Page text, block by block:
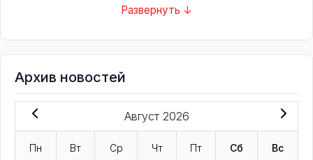
Развернуть ↓
Архив новостей
Август 2026
Пн Вт Ср Чт Пт Сб Вс